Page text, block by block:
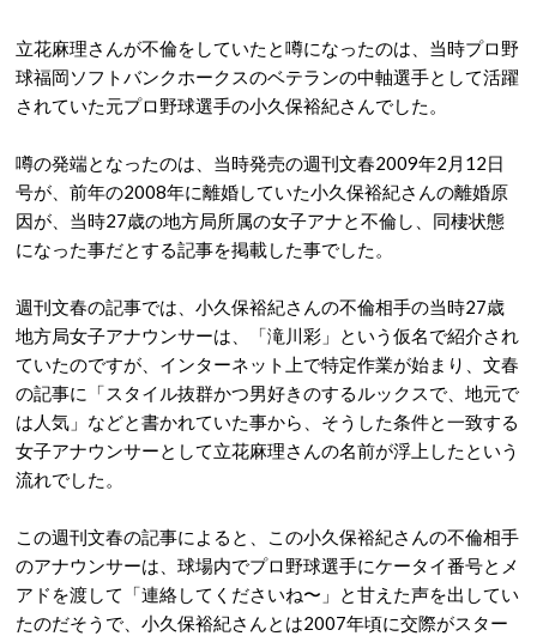
立花麻理さんが不倫をしていたと噂になったのは、当時プロ野
球福岡ソフトバンクホークスのベテランの中軸選手として活躍
されていた元プロ野球選手の小久保裕紀さんでした。
噂の発端となったのは、当時発売の週刊文春2009年2月12日
号が、前年の2008年に離婚していた小久保裕紀さんの離婚原
因が、当時27歳の地方局所属の女子アナと不倫し、同棲状態
になった事だとする記事を掲載した事でした。
週刊文春の記事では、小久保裕紀さんの不倫相手の当時27歳
地方局女子アナウンサーは、「滝川彩」という仮名で紹介され
ていたのですが、インターネット上で特定作業が始まり、文春
の記事に「スタイル抜群かつ男好きのするルックスで、地元で
は人気」などと書かれていた事から、そうした条件と一致する
女子アナウンサーとして立花麻理さんの名前が浮上したという
流れでした。
この週刊文春の記事によると、この小久保裕紀さんの不倫相手
のアナウンサーは、球場内でプロ野球選手にケータイ番号とメ
アドを渡して「連絡してくださいね〜」と甘えた声を出してい
たのだそうで、小久保裕紀さんとは2007年頃に交際がスター